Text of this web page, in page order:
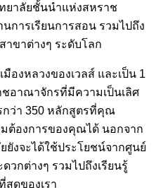
ยาลัยชั้นนำแห่งสหราช
การเรียนการสอน รวมไปถึง
ขาต่างๆ ระดับโลก
องหลวงของเวลส์ และเป็น 1
อาณาจักรที่มีความเป็นเลิศ
กว่า 350 หลักสูตรที่คุณ
ต้องการของคุณได้ นอกจาก
งจะได้ใช้ประโยชน์จากศูนย์
วกต่างๆ รวมไปถึงเรียนรู้
ดของเรา